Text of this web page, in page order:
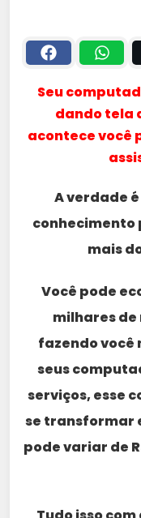
Seu
dando tela
acontece você
A verdade
conhecimento
mais
Você pode
milhares de
fazendo você
seus
serviços, esse
se transformar
pode variar de